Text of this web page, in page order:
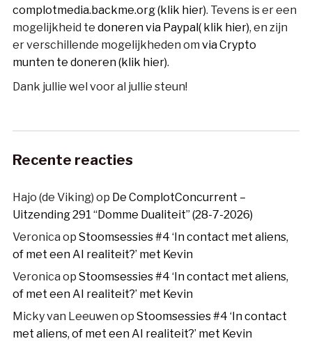
complotmedia.backme.org (klik hier). Tevens is er een
mogelijkheid te doneren via Paypal( klik hier), en zijn
er verschillende mogelijkheden om via Crypto
munten te doneren (klik hier).
Dank jullie wel voor al jullie steun!
Recente reacties
Hajo (de Viking) op De ComplotConcurrent –
Uitzending 291 “Domme Dualiteit” (28-7-2026)
Veronica op Stoomsessies #4 ‘In contact met aliens,
of met een AI realiteit?’ met Kevin
Veronica op Stoomsessies #4 ‘In contact met aliens,
of met een AI realiteit?’ met Kevin
Micky van Leeuwen op Stoomsessies #4 ‘In contact
met aliens, of met een AI realiteit?’ met Kevin